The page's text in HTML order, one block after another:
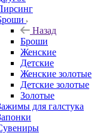
Назад
Броши
Женские
Детские
Женские золотые
Детские золотые
Золотые
для галстука